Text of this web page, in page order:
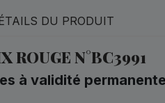
DU PRODUIT
ROUGE N°BC3991
à validité